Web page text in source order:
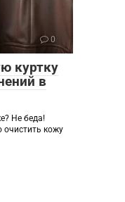
0
куртку
в
Не беда!
очистить кожу